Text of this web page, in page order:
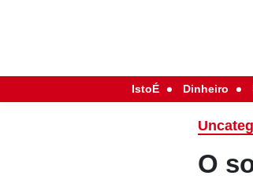
IstoÉ Dinheiro
O